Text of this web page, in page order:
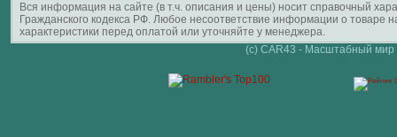
Вся информация на сайте (в т.ч. описания и цены) носит справочный
Гражданского кодекса РФ. Любое несоответствие информации о
характеристики перед оплатой или уточняйте у менеджера.
(c) CAR43 - Масштабный мир